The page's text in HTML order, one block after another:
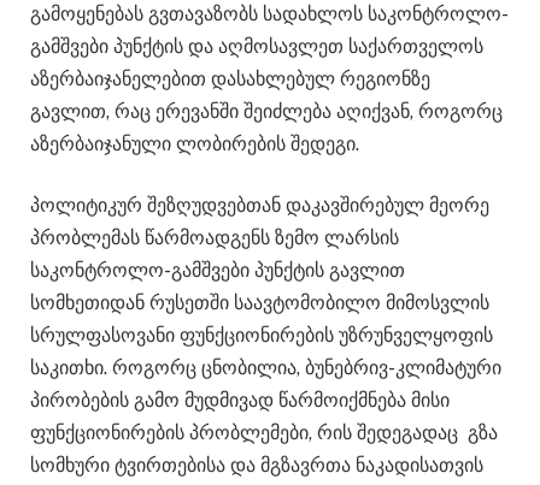
გამოყენებას გვთავაზობს სადახლოს საკონტროლო-
გამშვები პუნქტის და აღმოსავლეთ საქართველოს
აზერბაიჯანელებით დასახლებულ რეგიონზე
გავლით, რაც ერევანში შეიძლება აღიქვან, როგორც
აზერბაიჯანული ლობირების შედეგი.
პოლიტიკურ შეზღუდვებთან დაკავშირებულ მეორე
პრობლემას წარმოადგენს ზემო ლარსის
საკონტროლო-გამშვები პუნქტის გავლით
სომხეთიდან რუსეთში საავტომობილო მიმოსვლის
სრულფასოვანი ფუნქციონირების უზრუნველყოფის
საკითხი. როგორც ცნობილია, ბუნებრივ-კლიმატური
პირობების გამო მუდმივად წარმოიქმნება მისი
ფუნქციონირების პრობლემები, რის შედეგადაც გზა
სომხური ტვირთებისა და მგზავრთა ნაკადისათვის